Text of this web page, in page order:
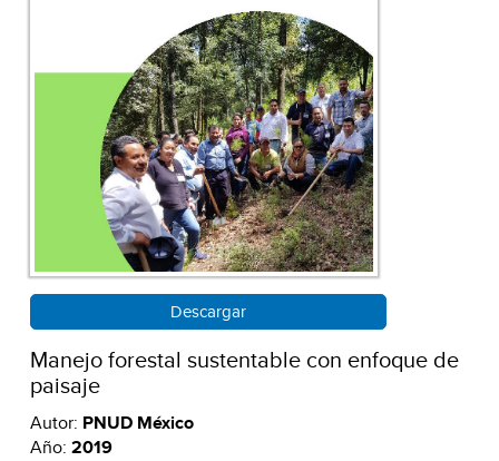
Descargar
Manejo forestal sustentable con enfoque de
paisaje
Autor: PNUD México
Año: 2019